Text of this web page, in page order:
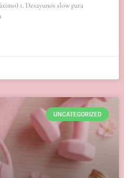
1. Desayunos slow para
UNCATEGORIZED